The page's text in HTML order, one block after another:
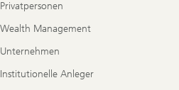
Privatpersonen
Wealth Management
Unternehmen
Institutionelle Anleger